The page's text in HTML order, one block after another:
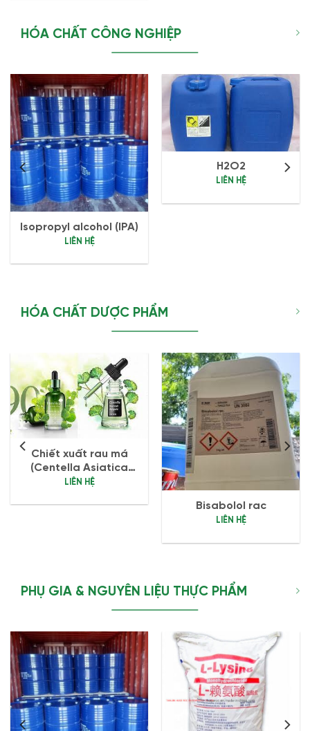
HÓA CHẤT CÔNG NGHIỆP
Isopropyl alcohol (IPA)
LIÊN HỆ
H2O2
LIÊN HỆ
HÓA CHẤT DƯỢC PHẨM
Chiết xuất rau má
(Centella Asiatica
Extract)
LIÊN HỆ
Bisabolol rac
LIÊN HỆ
PHỤ GIA & NGUYÊN LIỆU THỰC PHẨM